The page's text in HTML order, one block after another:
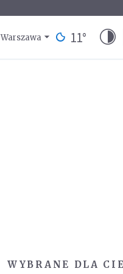
Warszawa 11°
WYBRANE DLA